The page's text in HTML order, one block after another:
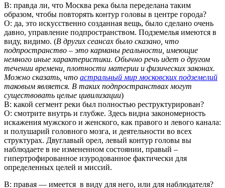
В: правда ли, что Москва река была переделана таким
образом, чтобы повторять контур головы в центре города?
О: да, это искусственно созданная вещь, было сделано очень
давно, управление подпространством. Подземелья имеются в
виду, видимо. (В других сеансах было сказано, что
подпространство – это карманы реальности, имеющие
немного иные характеристики. Обычно речь идет о другом
течении времени, плотности материи и физических законах.
Можно сказать, что астральный мир московских подземелий
таковым является. В таких подпространствах могут
существовать целые цивилизации)
В: какой сегмент реки был полностью реструктурирован?
О: смотрите внутрь и глубже. Здесь видна закономерность
искажения мужского и женского, как правого и левого канала:
и полушарий головного мозга, и деятельности во всех
структурах. Двуглавый орел, левый контур головы вы
наблюдаете в не измененном состоянии, правый –
гипертрофированное изуродованное фактически для
определенных целей и миссий.
В: правая — имеется в виду для него, или для наблюдателя?